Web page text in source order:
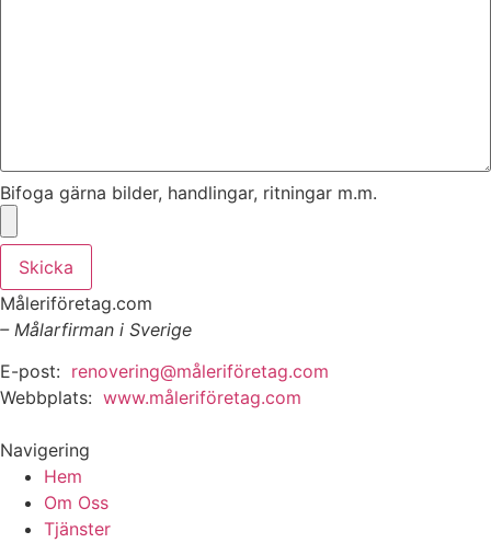
Bifoga gärna bilder, handlingar, ritningar m.m.
Skicka
Måleriföretag.com
– Målarfirman i Sverige
E-post: renovering@måleriföretag.com
Webbplats: www.måleriföretag.com
Navigering
Hem
Om Oss
Tjänster